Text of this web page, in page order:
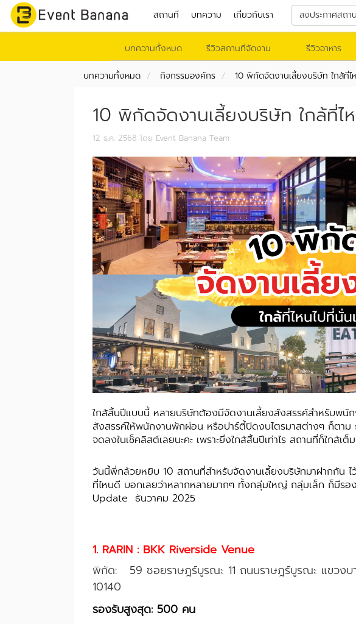
สถานที่ บทความ เกี่ยวกับเรา ลงประกาศสถา
บทความทั้งหมด รีวิวสถานที่จัดงาน รีวิวอาหาร
บทความทั้งหมด กิจกรรมองค์กร 10 พิกัดจัดงานเลี้ยงบริษัท ใกล้ที่ไ
10 พิกัดจัดงานเลี้ยงบริษัท ใกล้ที่ไ
12 ธ.ค. 2568 โดย Event Banana Team
ใกล้สิ้นปีแบบนี้ หลายบริษัทต้องมีจัดงานเลี้ยงสังสรรค์สำหรับพนั
สังสรรค์ให้พนักงานพักผ่อน หรือปาร์ตี้ปิดงบไตรมาสต่างๆ ก็ตาม
จดลงในเช็คลิสต์เลยนะคะ เพราะยิ่งใกล้สิ้นปีเท่าไร สถานที่ก็ใกล้เต็
วันนี้พี่กล้วยหยิบ 10 สถานที่สำหรับจัดงานเลี้ยงบริษัทมาฝากกัน ไ
ที่ไหนดี บอกเลยว่าหลากหลายมากๆ ทั้งกลุ่มใหญ่ กลุ่มเล็ก ก็มีรอ
Update ธันวาคม 2025
1. RARIN : BKK Riverside Venue
พิกัด:
59 ซอยราษฎร์บูรณะ 11 ถนนราษฎร์บูรณะ แขวง
10140
รองรับสูงสุด: 500 คน